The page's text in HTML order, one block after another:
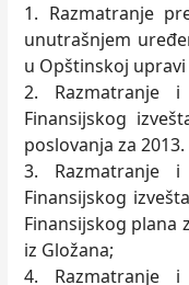
1. Razmatranje
unutrašnjem
u Opštinskoj
2. Razmatranje
Finansijskog
poslovanja za
3. Razmatranje
Finansijskog
Finansijskog plana
iz Gložana;
4. Razmatranje